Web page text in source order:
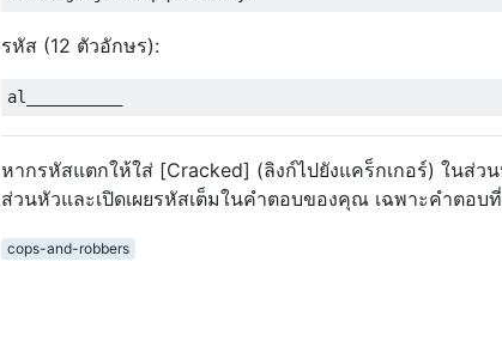
รหัส (12 ตัวอักษร):
หากรหัสแตกให้ใส่ [Cracked] (ลิงก์ไปยังแคร็กเกอร์) ในส่
ส่วนหัวและเปิดเผยรหัสเต็มในคำตอบของคุณ เฉพาะคำตอบ
cops-and-robbers